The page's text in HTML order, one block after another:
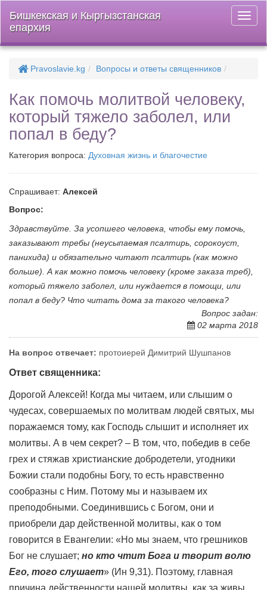
меню
Бишкекская и Кыргызстанская
епархия
Pravoslavie.kg Вопросы и ответы священников
Как помочь молитвой человеку,
который тяжело заболел, или
попал в беду?
Категория вопроса: Духовная жизнь и благочестие
Спрашивает: Алексей
Вопрос:
Здравствуйте. За усопшего человека, чтобы ему помочь,
заказывают требы (неусыпаемая псалтирь, сорокоуст,
панихида) и обязательно читают псалтирь (как можно
больше). А как можно помочь человеку (кроме заказа треб),
который тяжело заболел, или нуждается в помощи, или
попал в беду? Что читать дома за такого человека?
Вопрос задан:
02 марта 2018
На вопрос отвечает: протоиерей Димитрий Шушпанов
Ответ священника:
Дорогой Алексей! Когда мы читаем, или слышим о
чудесах, совершаемых по молитвам людей святых, мы
поражаемся тому, как Господь слышит и исполняет их
молитвы. А в чем секрет? – В том, что, победив в себе
грех и стяжав христианские добродетели, угодники
Божии стали подобны Богу, то есть нравственно
сообразны с Ним. Потому мы и называем их
преподобными. Соединившись с Богом, они и
приобрели дар действенной молитвы, как о том
говорится в Евангелии: «Но мы знаем, что грешников
Бог не слушает; но кто чтит Бога и творит волю
Его, того слушает» (Ин 9,31). Поэтому, главная
причина действенности нашей молитвы, как за живы,